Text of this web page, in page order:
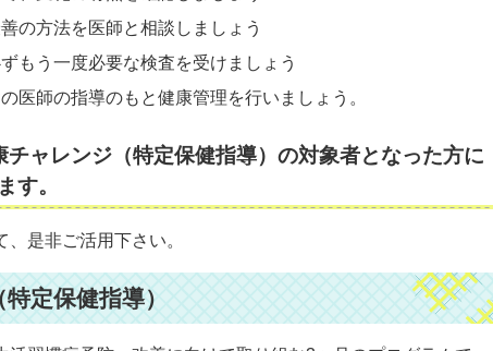
の方法を医師と相談しましょう
もう一度必要な検査を受けましょう
医師の指導のもと健康管理を行いましょう。
ャレンジ（特定保健指導）の対象者となった方に
す。
是非ご活用下さい。
定保健指導）